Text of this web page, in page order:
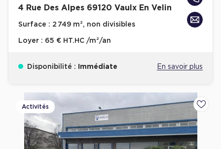
4 Rue Des Alpes 69120 Vaulx En Velin
Surface : 2 749 m², non divisibles
Loyer : 65 € HT.HC /m²/an
Disponibilité : Immédiate En savoir plus
Activités